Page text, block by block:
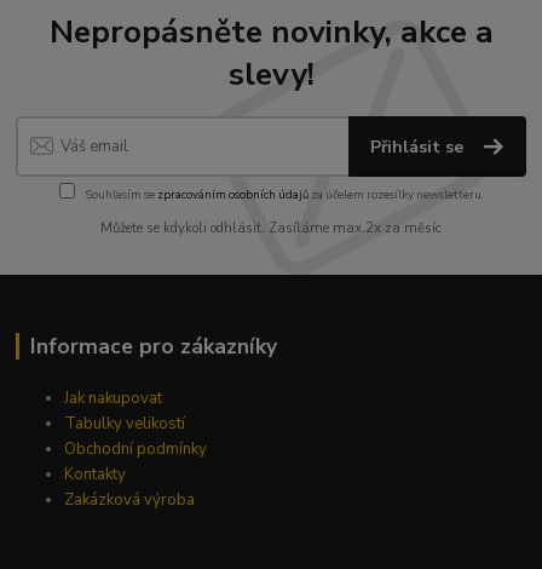
Nepropásněte novinky, akce a
slevy!
Přihlásit se
Souhlasím se zpracováním osobních údajůza účelem rozesílky newsletteru.
Můžete se kdykoli odhlásit. Zasíláme max.2x za měsíc
Informace pro zákazníky
Jak nakupovat
Tabulky velikostí
Obchodní podmínky
Kontakty
Zakázková výroba